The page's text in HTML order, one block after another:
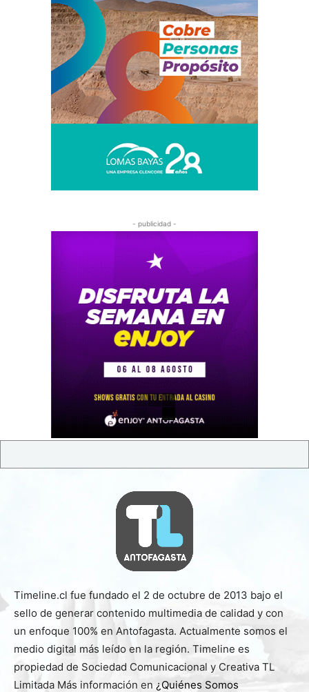
- publicidad -
Timeline.cl fue fundado el 2 de octubre de 2013 bajo el
sello de generar contenido multimedia de calidad y con
un enfoque 100% en Antofagasta. Actualmente somos el
medio digital más leído en la región. Timeline es
propiedad de Sociedad Comunicacional y Creativa TL
Limitada Más información en ¿Quiénes Somos